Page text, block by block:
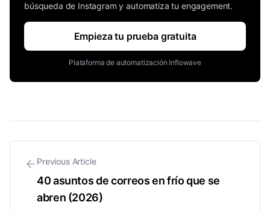
búsqueda de Instagram y automatiza tu engagement.
Empieza tu prueba gratuita
Plataforma de automatización Inflowave
Previous Article
40 asuntos de correos en frío que se
abren (2026)